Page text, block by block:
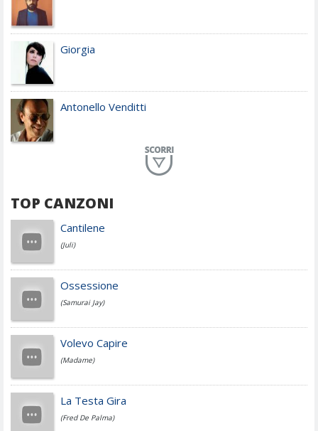
Giorgia
Antonello Venditti
Achille Lauro
Cesare Cremonini
Jovanotti
Fedez
TOP CANZONI
Cantilene
(Juli)
Ossessione
(Samurai Jay)
Volevo Capire
(Madame)
La Testa Gira
(Fred De Palma)